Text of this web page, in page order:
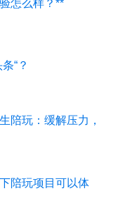
怎么样？**
“？
陪玩：缓解压力，
陪玩项目可以体